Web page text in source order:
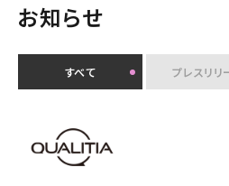
お知らせ
すべて プレスリリ
2026.07.30